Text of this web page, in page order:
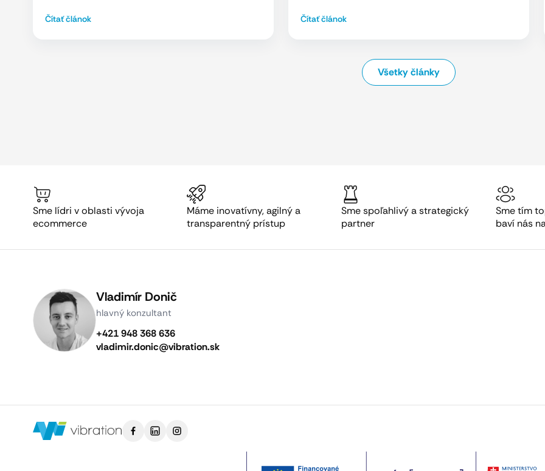
Čítať článok Čítať článok
Všetky články
Sme lídri v oblasti vývoja
ecommerce
Máme inovatívny, agilný a
transparentný prístup
Sme spoľahlivý a strategický
partner
Sme tím
baví nás
Vladimír Donič
hlavný konzultant
+421 948 368 636
vladimir.donic@vibration.sk